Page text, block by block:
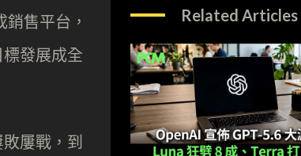
售平台，
發展成全
屢戰，到
Related Articles